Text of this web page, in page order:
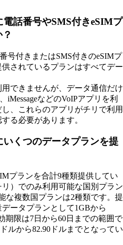
話番号やSMS付きeSIMプ
号付きまたはSMS付きのeSIMプ
されているプランはすべてデー
できませんが、データ通信だけ
iMessageなどのVoIPアプリを利
、これらのアプリがチリで利用
る必要があります。
くつのデータプランを提
プランを合計9種類提供してい
）でのみ利用可能な国別プラン
な複数国プランは2種類です。提
ータプランとして1GBから
期限は7日から60日までの範囲で
ルから82.90ドルまでとなってい